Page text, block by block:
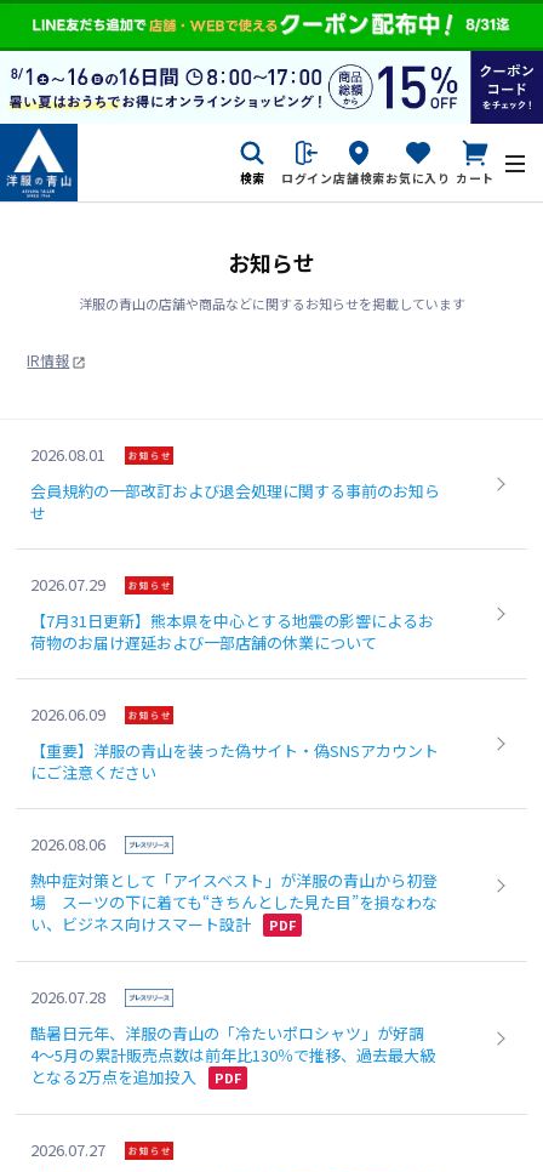
検索 ログイン店舗検索お気に入り カート
お知らせ
洋服の青山の店舗や商品などに関するお知らせを掲載しています
IR情報
2026.08.01
会員規約の一部改訂および退会処理に関する事前のお知ら
せ
2026.07.29
【7月31日更新】熊本県を中心とする地震の影響によるお
荷物のお届け遅延および一部店舗の休業について
2026.06.09
【重要】洋服の青山を装った偽サイト・偽SNSアカウント
にご注意ください
2026.08.06
熱中症対策として「アイスベスト」が洋服の青山から初登
場 スーツの下に着ても“きちんとした見た目”を損なわな
い、ビジネス向けスマート設計
2026.07.28
酷暑日元年、洋服の青山の「冷たいポロシャツ」が好調
4～5月の累計販売点数は前年比130％で推移、過去最大級
となる2万点を追加投入
2026.07.27